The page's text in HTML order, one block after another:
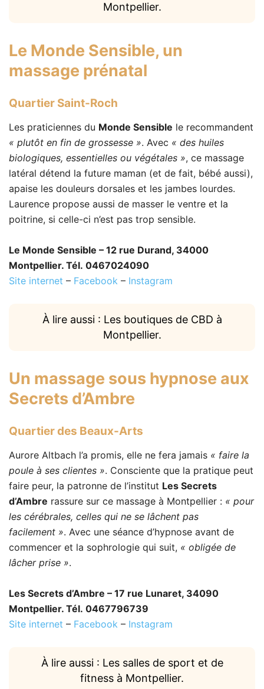
Montpellier.
Le Monde Sensible, un
massage prénatal
Quartier Saint-Roch
Les praticiennes du Monde Sensible le recommandent
« plutôt en fin de grossesse ». Avec « des huiles
biologiques, essentielles ou végétales », ce massage
latéral détend la future maman (et de fait, bébé aussi),
apaise les douleurs dorsales et les jambes lourdes.
Laurence propose aussi de masser le ventre et la
poitrine, si celle-ci n’est pas trop sensible.
Le Monde Sensible – 12 rue Durand, 34000
Montpellier. Tél. 0467024090
Site internet – Facebook – Instagram
À lire aussi : Les boutiques de CBD à
Montpellier.
Un massage sous hypnose aux
Secrets d’Ambre
Quartier des Beaux-Arts
Aurore Altbach l’a promis, elle ne fera jamais « faire la
poule à ses clientes ». Consciente que la pratique peut
faire peur, la patronne de l’institut Les Secrets
d’Ambre rassure sur ce massage à Montpellier : « pour
les cérébrales, celles qui ne se lâchent pas
facilement ». Avec une séance d’hypnose avant de
commencer et la sophrologie qui suit, « obligée de
lâcher prise ».
Les Secrets d’Ambre – 17 rue Lunaret, 34090
Montpellier. Tél. 0467796739
Site internet – Facebook – Instagram
À lire aussi : Les salles de sport et de
fitness à Montpellier.